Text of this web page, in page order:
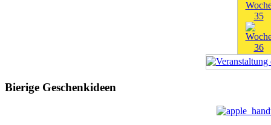
Bierige Geschenkideen